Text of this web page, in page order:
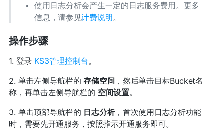
使用日志分析会产生一定的日志服务费用。更多
信息，请参见计费说明。
操作步骤
1. 登录 KS3管理控制台。
2. 单击左侧导航栏的 存储空间 ，然后单击目标Bucket名
称，再单击左侧导航栏的 空间设置。
3. 单击顶部导航栏的 日志分析，首次使用日志分析功能
时，需要先开通服务，按照指示开通服务即可。